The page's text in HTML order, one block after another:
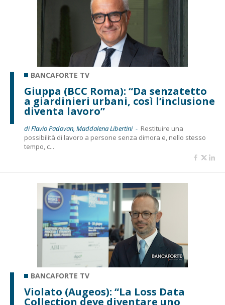
BANCAFORTE TV
Giuppa (BCC Roma): “Da senzatetto
a giardinieri urbani, così l’inclusione
diventa lavoro”
di Flavio Padovan, Maddalena Libertini - Restituire una
possibilità di lavoro a persone senza dimora e, nello stesso
tempo, c...
BANCAFORTE TV
Violato (Augeos): “La Loss Data
Collection deve diventare uno